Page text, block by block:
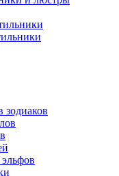
зодиаков